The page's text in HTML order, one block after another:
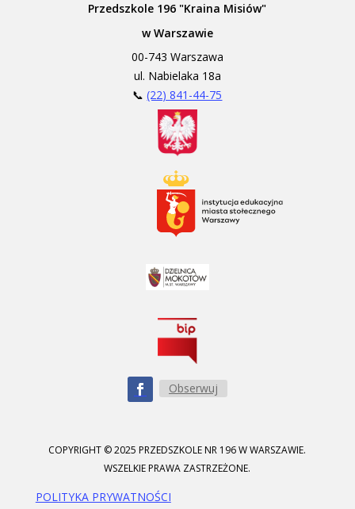
Przedszkole 196 "Kraina Misiów"
w Warszawie
00-743 Warszawa
ul. Nabielaka 18a
📞(22) 841-44-75
Obserwuj
COPYRIGHT © 2025 PRZEDSZKOLE NR 196 W WARSZAWIE.
WSZELKIE PRAWA ZASTRZEŻONE.
POLITYKA PRYWATNOŚCI